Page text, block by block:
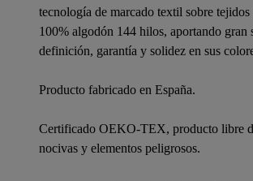
tecnología de marcado textil sobre tejidos
100% algodón 144 hilos, aportando gran
definición, garantía y solidez en sus
Producto fabricado en España.
Certificado OEKO-TEX, producto libre
nocivas y elementos peligrosos.